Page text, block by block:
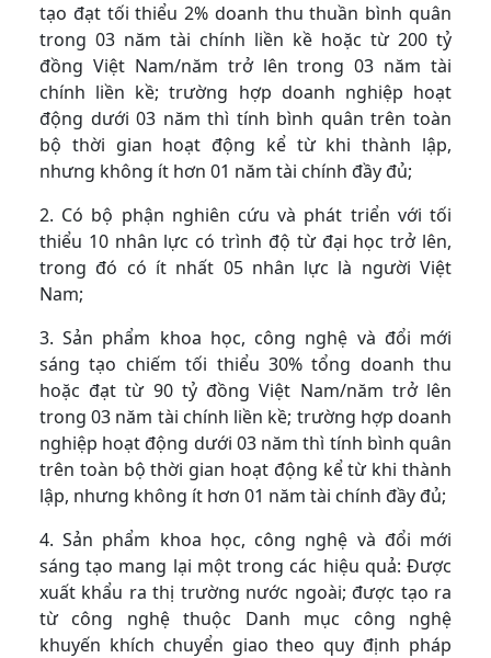
tạo đạt tối thiểu 2% doanh thu thuần bình quân
trong 03 năm tài chính liền kề hoặc từ 200 tỷ
đồng Việt Nam/năm trở lên trong 03 năm tài
chính liền kề; trường hợp doanh nghiệp hoạt
động dưới 03 năm thì tính bình quân trên toàn
bộ thời gian hoạt động kể từ khi thành lập,
nhưng không ít hơn 01 năm tài chính đầy đủ;
2. Có bộ phận nghiên cứu và phát triển với tối
thiểu 10 nhân lực có trình độ từ đại học trở lên,
trong đó có ít nhất 05 nhân lực là người Việt
Nam;
3. Sản phẩm khoa học, công nghệ và đổi mới
sáng tạo chiếm tối thiểu 30% tổng doanh thu
hoặc đạt từ 90 tỷ đồng Việt Nam/năm trở lên
trong 03 năm tài chính liền kề; trường hợp doanh
nghiệp hoạt động dưới 03 năm thì tính bình quân
trên toàn bộ thời gian hoạt động kể từ khi thành
lập, nhưng không ít hơn 01 năm tài chính đầy đủ;
4. Sản phẩm khoa học, công nghệ và đổi mới
sáng tạo mang lại một trong các hiệu quả: Được
xuất khẩu ra thị trường nước ngoài; được tạo ra
từ công nghệ thuộc Danh mục công nghệ
khuyến khích chuyển giao theo quy định pháp